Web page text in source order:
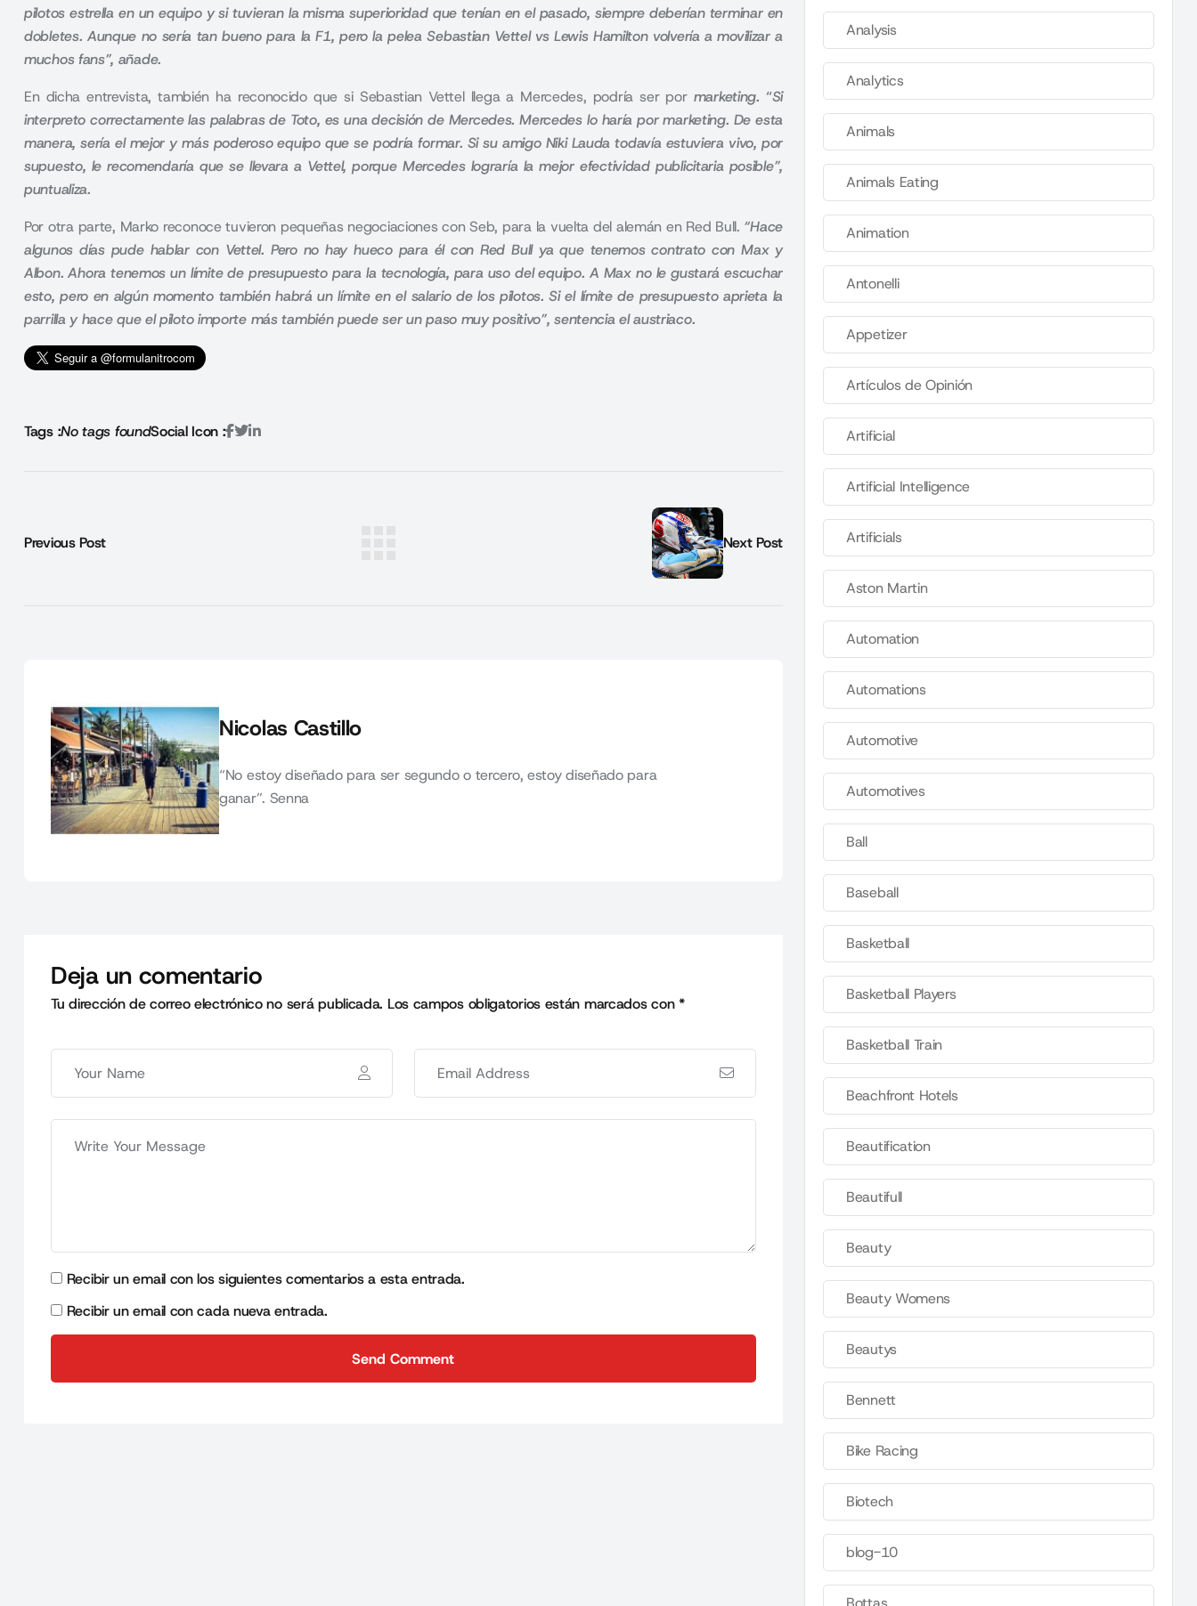
pilotos estrella en un equipo y si tuvieran la misma superioridad que tenían en el pasado, siempre deberían terminar en
dobletes. Aunque no sería tan bueno para la F1, pero la pelea Sebastian Vettel vs Lewis Hamilton volvería a movilizar a
muchos fans”, añade.
En dicha entrevista, también ha reconocido que si Sebastian Vettel llega a Mercedes, podría ser por marketing. “Si
interpreto correctamente las palabras de Toto, es una decisión de Mercedes. Mercedes lo haría por marketing. De esta
manera, sería el mejor y más poderoso equipo que se podría formar. Si su amigo Niki Lauda todavía estuviera vivo, por
supuesto, le recomendaría que se llevara a Vettel, porque Mercedes lograría la mejor efectividad publicitaria posible”,
puntualiza.
Por otra parte, Marko reconoce tuvieron pequeñas negociaciones con Seb, para la vuelta del alemán en Red Bull. “Hace
algunos días pude hablar con Vettel. Pero no hay hueco para él con Red Bull ya que tenemos contrato con Max y
Albon. Ahora tenemos un límite de presupuesto para la tecnología, para uso del equipo. A Max no le gustará escuchar
esto, pero en algún momento también habrá un límite en el salario de los pilotos. Si el límite de presupuesto aprieta la
parrilla y hace que el piloto importe más también puede ser un paso muy positivo”, sentencia el austriaco.
Tags :No tags foundSocial Icon :
Previous Post Next Post
Nicolas Castillo
“No estoy diseñado para ser segundo o tercero, estoy diseñado para
ganar”. Senna
Deja un comentario
Tu dirección de correo electrónico no será publicada. Los campos obligatorios están marcados con*
Recibir un email con los siguientes comentarios a esta entrada.
Recibir un email con cada nueva entrada.
Send Comment
Analysis
Analytics
Animals
Animals Eating
Animation
Antonelli
Appetizer
Artículos de Opinión
Artificial
Artificial Intelligence
Artificials
Aston Martin
Automation
Automations
Automotive
Automotives
Ball
Baseball
Basketball
Basketball Players
Basketball Train
Beachfront Hotels
Beautification
Beautifull
Beauty
Beauty Womens
Beautys
Bennett
Bike Racing
Biotech
blog-10